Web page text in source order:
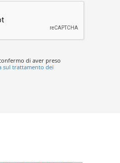
di aver preso
sul trattamento dei